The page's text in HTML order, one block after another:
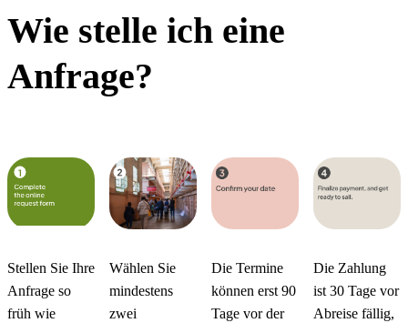
Wie stelle ich eine
Anfrage?
Stellen Sie Ihre
Anfrage so
früh wie
Wählen Sie
mindestens
zwei
Die Termine
können erst 90
Tage vor der
Die Zahlung
ist 30 Tage vor
Abreise fällig,